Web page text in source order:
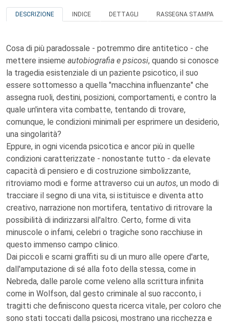
DESCRIZIONE INDICE DETTAGLI RASSEGNA STAMPA
Cosa di più paradossale - potremmo dire antitetico - che
mettere insieme autobiografia e psicosi, quando si conosce
la tragedia esistenziale di un paziente psicotico, il suo
essere sottomesso a quella "macchina influenzante" che
assegna ruoli, destini, posizioni, comportamenti, e contro la
quale un'intera vita combatte, tentando di trovare,
comunque, le condizioni minimali per esprimere un desiderio,
una singolarità?
Eppure, in ogni vicenda psicotica e ancor più in quelle
condizioni caratterizzate - nonostante tutto - da elevate
capacità di pensiero e di costruzione simbolizzante,
ritroviamo modi e forme attraverso cui un autos, un modo di
tracciare il segno di una vita, si istituisce e diventa atto
creativo, narrazione non mortifera, tentativo di ritrovare la
possibilità di indirizzarsi all'altro. Certo, forme di vita
minuscole o infami, celebri o tragiche sono racchiuse in
questo immenso campo clinico.
Dai piccoli e scarni graffiti su di un muro alle opere d'arte,
dall'amputazione di sé alla foto della stessa, come in
Nebreda, dalle parole come veleno alla scrittura infinita
come in Wolfson, dal gesto criminale al suo racconto, i
tragitti che definiscono questa ricerca vitale, per coloro che
sono stati toccati dalla psicosi, mostrano una ricchezza e